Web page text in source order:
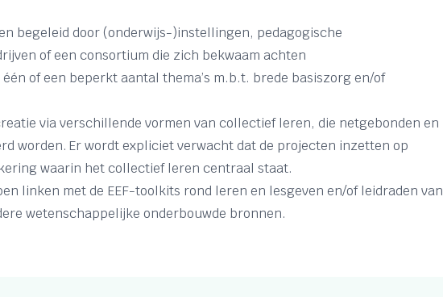
begeleid door (onderwijs-)instellingen, pedagogische
of een consortium die zich bekwaam achten
of een beperkt aantal thema’s m.b.t. brede basiszorg en/of
via verschillende vormen van collectief leren, die netgebonden en
worden. Er wordt expliciet verwacht dat de projecten inzetten op
waarin het collectief leren centraal staat.
linken met de EEF-toolkits rond leren en lesgeven en/of leidraden van
wetenschappelijke onderbouwde bronnen.